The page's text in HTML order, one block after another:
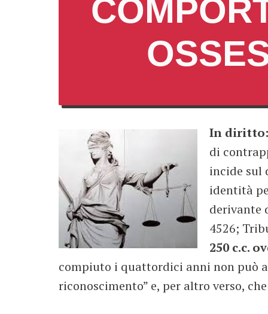
In
di
incide sul
identità
derivante
4526;
250 c.c.
compiuto i quattordici anni non può
riconoscimento” e, per altro verso, che